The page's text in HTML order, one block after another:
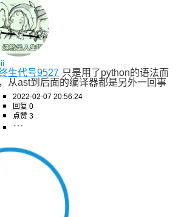
生代号9527 只是用了python的语法而
从ast到后面的编译器都是另外一回事
2022-02-07 20:56:24
回复 0
点赞 3